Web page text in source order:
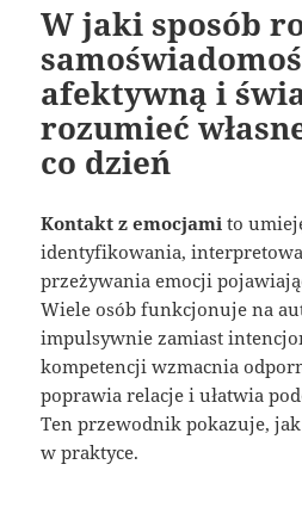
W jaki sposób
afektywną i
rozumieć
co dzień
Kontakt z emocjami to
identyfikowania,
przeżywania emocji
Wiele osób funkcjonuje na
impulsywnie zamiast
kompetencji wzmacnia
poprawia relacje i ułatwia
Ten przewodnik pokazuje,
w praktyce.